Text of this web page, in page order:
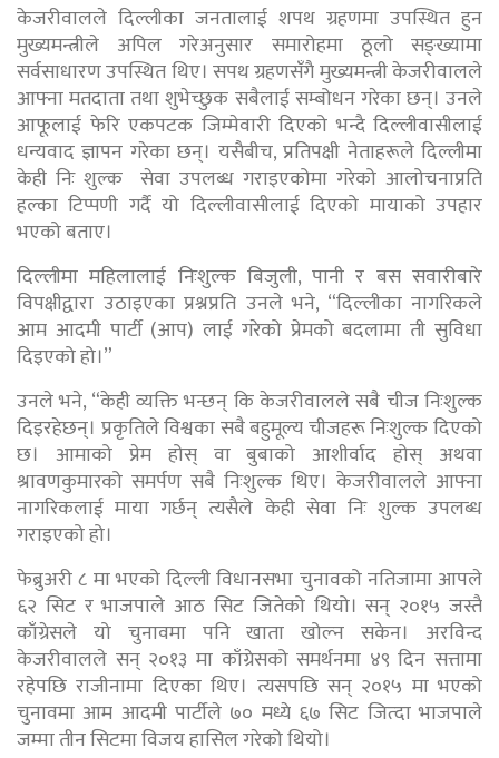
केजरीवालले दिल्लीका जनतालाई शपथ ग्रहणमा उपस्थित हुन
मुख्यमन्त्रीले अपिल गरेअनुसार समारोहमा ठूलो सङ्ख्यामा
सर्वसाधारण उपस्थित थिए। सपथ ग्रहणसँगै मुख्यमन्त्री केजरीवालले
आफ्ना मतदाता तथा शुभेच्छुक सबैलाई सम्बोधन गरेका छन्। उनले
आफूलाई फेरि एकपटक जिम्मेवारी दिएको भन्दै दिल्लीवासीलाई
धन्यवाद ज्ञापन गरेका छन्। यसैबीच, प्रतिपक्षी नेताहरूले दिल्लीमा
केही निः शुल्क सेवा उपलब्ध गराइएकोमा गरेको आलोचनाप्रति
हल्का टिप्पणी गर्दै यो दिल्लीवासीलाई दिएको मायाको उपहार
भएको बताए।
दिल्लीमा महिलालाई निःशुल्क बिजुली, पानी र बस सवारीबारे
विपक्षीद्वारा उठाइएका प्रश्नप्रति उनले भने, “दिल्लीका नागरिकले
आम आदमी पार्टी (आप) लाई गरेको प्रेमको बदलामा ती सुविधा
दिइएको हो।”
उनले भने, “केही व्यक्ति भन्छन् कि केजरीवालले सबै चीज निःशुल्क
दिइरहेछन्। प्रकृतिले विश्वका सबै बहुमूल्य चीजहरू निःशुल्क दिएको
छ। आमाको प्रेम होस् वा बुबाको आशीर्वाद होस् अथवा
श्रावणकुमारको समर्पण सबै निःशुल्क थिए। केजरीवालले आफ्ना
नागरिकलाई माया गर्छन् त्यसैले केही सेवा निः शुल्क उपलब्ध
गराइएको हो।
फेब्रुअरी ८ मा भएको दिल्ली विधानसभा चुनावको नतिजामा आपले
६२ सिट र भाजपाले आठ सिट जितेको थियो। सन् २०१५ जस्तै
काँग्रेसले यो चुनावमा पनि खाता खोल्न सकेन। अरविन्द
केजरीवालले सन् २०१३ मा काँग्रेसको समर्थनमा ४९ दिन सत्तामा
रहेपछि राजीनामा दिएका थिए। त्यसपछि सन् २०१५ मा भएको
चुनावमा आम आदमी पार्टीले ७० मध्ये ६७ सिट जित्दा भाजपाले
जम्मा तीन सिटमा विजय हासिल गरेको थियो।